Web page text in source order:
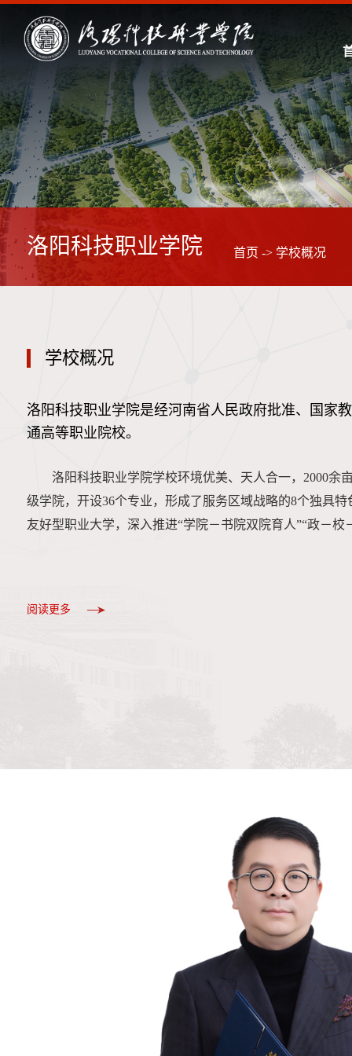
洛阳科技职业学院 首页 -> 学校概况
学校概况
洛阳科技职业学院是经河南省人民政府批准、国家
通高等职业院校。
洛阳科技职业学院学校环境优美、天人合一，2000余
级学院，开设36个专业，形成了服务区域战略的8个独具
友好型职业大学，深入推进“学院－书院双院育人”“政－
阅读更多